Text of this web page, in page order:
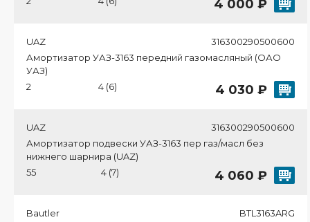
4 000 ₽
UAZ
316300290500600
Амортизатор УАЗ-3163 передний газомасляный (ОАО
УАЗ)
2
4 (6) 4 030 ₽
UAZ
316300290500600
Амортизатор подвески УАЗ-3163 пер газ/масл без
нижнего шарнира (UAZ)
55
4 (7) 4 060 ₽
Bautler
BTL3163ARG